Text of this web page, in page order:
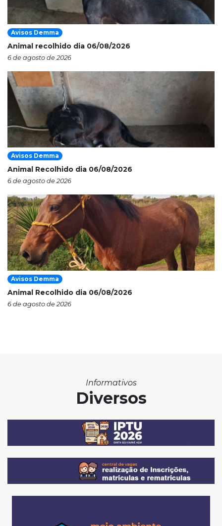
Avisos Demma
Animal recolhido dia 06/08/2026
6 de agosto de 2026
Avisos Demma
Animal Recolhido dia 06/08/2026
6 de agosto de 2026
Avisos Demma
Animal Recolhido dia 06/08/2026
6 de agosto de 2026
Informativos
Diversos